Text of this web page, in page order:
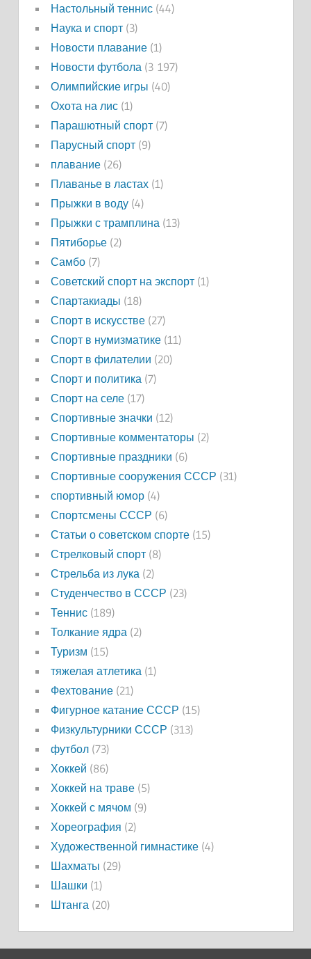
Настольный теннис(44)
Наука и спорт(3)
Новости плавание(1)
Новости футбола(3 197)
Олимпийские игры (40)
Охота на лис(1)
Парашютный спорт(7)
Парусный спорт(9)
плавание(26)
Плаванье в ластах(1)
Прыжки в воду(4)
Прыжки с трамплина(13)
Пятиборье(2)
Самбо(7)
Советский спорт на экспорт(1)
Спартакиады (18)
Спорт в искусстве(27)
Спорт в нумизматике(11)
Спорт в филателии (20)
Спорт и политика(7)
Спорт на селе(17)
Спортивные значки (12)
Спортивные комментаторы (2)
Спортивные праздники (6)
Спортивные сооружения СССР (31)
спортивный юмор(4)
Спортсмены СССР (6)
Статьи о советском спорте(15)
Стрелковый спорт(8)
Стрельба из лука(2)
Студенчество в СССР (23)
Теннис(189)
Толкание ядра(2)
Туризм (15)
тяжелая атлетика(1)
Фехтование(21)
Фигурное катание СССР (15)
Физкультурники СССР (313)
футбол(73)
Хоккей (86)
Хоккей на траве(5)
Хоккей с мячом (9)
Хореография (2)
Художественной гимнастике(4)
Шахматы (29)
Шашки (1)
Штанга(20)